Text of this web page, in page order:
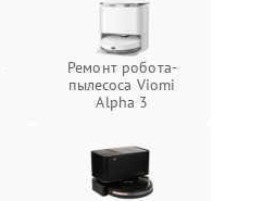
Ремонт робота-
пылесоса Viomi
Alpha 3